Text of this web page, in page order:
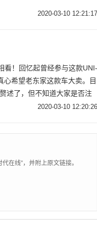
2020-03-10 12:21:17
看！回忆起曾经参与这款UNI-
希望老东家这款车大卖。目
述了，但不知道大家是否注
都不一样呢？今天，我们就来
2020-03-10 12:20:26
在线”，并附上原文链接。